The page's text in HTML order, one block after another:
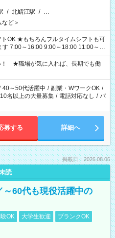
/ 北鯖江駅 / …
ど＞
シフトも可
7:00～16:00 9:00～18:00 11:00～
できません ※法令に基づき、週20時
加入対象となります ※労働者派遣法
により、短時間・短期間の就業はご
す
！ ★職場が気に入れば、長期でも働
40～50代活躍中 / 副業・WワークOK /
10名以上の大量募集 / 電話対応なし / パ
募する 詳細へ
掲載日：2026.08.06
読
～60代も現役活躍中の
OK 大学生歓迎
ブランクOK